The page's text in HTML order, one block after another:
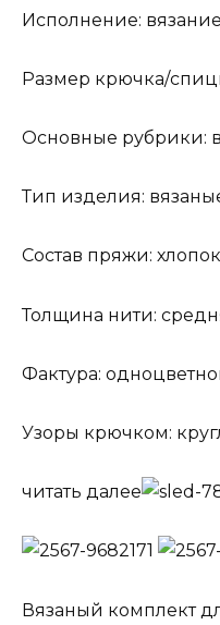
Исполнение:
Размер крючка/
Основные рубрики:
Тип изделия:
Состав пряжи:
Толщина нити:
Фактура:
Узоры крючком:
читать далее
Вязаный комплект